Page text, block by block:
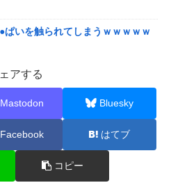
ぱいを触られてしまうｗｗｗｗｗ
ジャンポケ斎藤は口封じに被害
だろ」←1万いいね
バすぎる
ー堀さん、対面で高須幹弥にブチ
し、ネタの量がバグってると話題
アする
Mastodon Bluesky
Facebook はてブ
コピー